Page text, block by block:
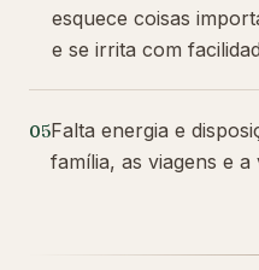
esquece coisas
e se irrita com
05Falta energia e
família, as viagens e